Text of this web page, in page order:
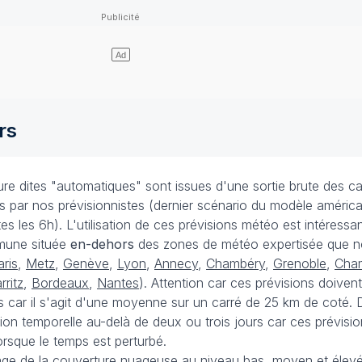
dites "automatiques" sont issues d'une sortie brute des
par nos prévisionnistes (dernier scénario du modèle
les 6h). L'utilisation de ces prévisions météo est
située en-dehors des zones de météo expertisée que
, Metz, Genève, Lyon, Annecy, Chambéry, Grenoble,
, Bordeaux, Nantes). Attention car ces prévisions
car il s'agit d'une moyenne sur un carré de 25 km de coté.
temporelle au-delà de deux ou trois jours car ces
le temps est perturbé.